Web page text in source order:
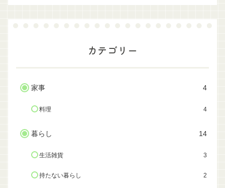
カテゴリー
家事 4
料理 4
暮らし 14
生活雑貨 3
持たない暮らし 2